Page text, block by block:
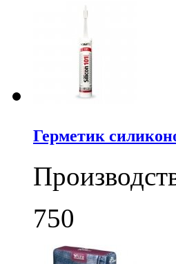
Герметик
750